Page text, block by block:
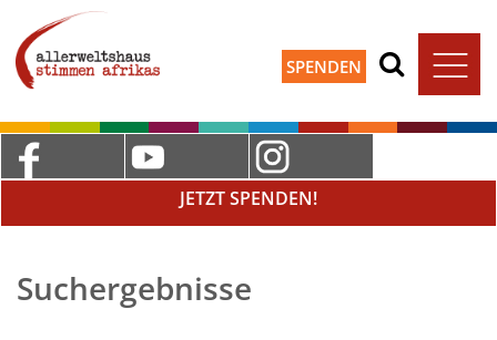
SPENDEN
JETZT SPENDEN!
Suchergebnisse